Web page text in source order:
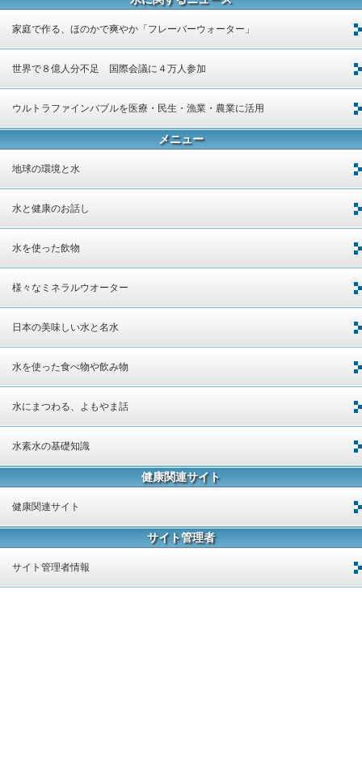
家庭で作る、ほのかで爽やか「フレーバーウォーター」
世界で８億人分不足 国際会議に４万人参加
ウルトラファインバブルを医療・民生・漁業・農業に活用
メニュー
地球の環境と水
水と健康のお話し
水を使った飲物
様々なミネラルウオーター
日本の美味しい水と名水
水を使った食べ物や飲み物
水にまつわる、よもやま話
水素水の基礎知識
健康関連サイト
健康関連サイト
サイト管理者
サイト管理者情報